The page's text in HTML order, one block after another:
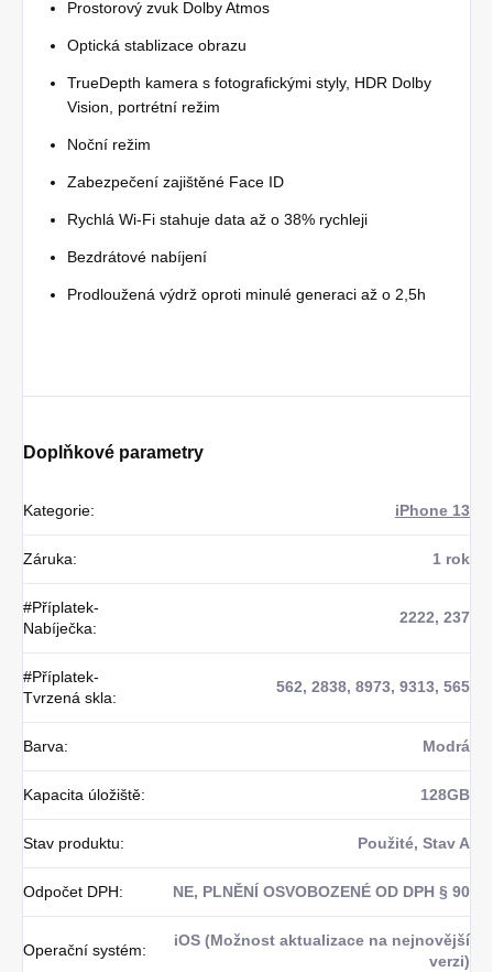
Prostorový zvuk Dolby Atmos
Optická stablizace obrazu
TrueDepth kamera s fotografickými styly, HDR Dolby
Vision, portrétní režim
Noční režim
Zabezpečení zajištěné Face ID
Rychlá Wi-Fi stahuje data až o 38% rychleji
Bezdrátové nabíjení
Prodloužená výdrž oproti minulé generaci až o 2,5h
Doplňkové parametry
Kategorie: iPhone 13
Záruka: 1 rok
#Příplatek-
Nabíječka:
2222, 237
#Příplatek-
Tvrzená skla:
562, 2838, 8973, 9313, 565
Barva: Modrá
Kapacita úložiště: 128GB
Stav produktu: Použité, Stav A
Odpočet DPH: NE, PLNĚNÍ OSVOBOZENÉ OD DPH § 90
Operační systém:
iOS (Možnost aktualizace na nejnovější
verzi)